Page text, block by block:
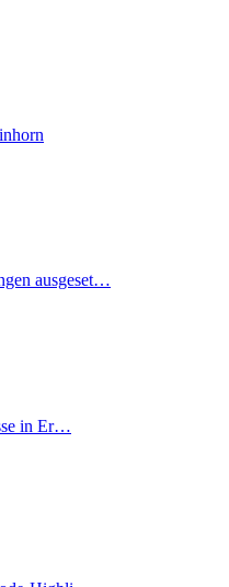
ausgeset…
in Er…